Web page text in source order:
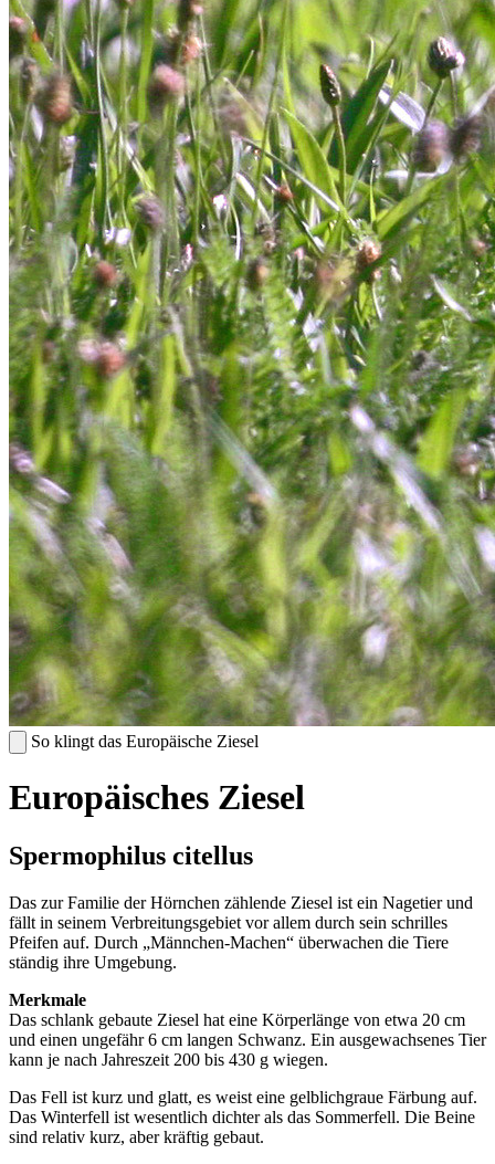
So klingt das Europäische Ziesel
Europäisches Ziesel
Spermophilus citellus
Das zur Familie der Hörnchen zählende Ziesel ist ein Nagetier und
fällt in seinem Verbreitungsgebiet vor allem durch sein schrilles
Pfeifen auf. Durch „Männchen-Machen“ überwachen die Tiere
ständig ihre Umgebung.
Merkmale
Das schlank gebaute Ziesel hat eine Körperlänge von etwa 20 cm
und einen ungefähr 6 cm langen Schwanz. Ein ausgewachsenes Tier
kann je nach Jahreszeit 200 bis 430 g wiegen.
Das Fell ist kurz und glatt, es weist eine gelblichgraue Färbung auf.
Das Winterfell ist wesentlich dichter als das Sommerfell. Die Beine
sind relativ kurz, aber kräftig gebaut.